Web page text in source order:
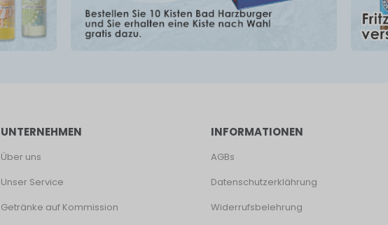
UNTERNEHMEN
Über uns
Unser Service
Getränke auf Kommission
INFORMATIONEN
AGBs
Datenschutzerklährung
Widerrufsbelehrung